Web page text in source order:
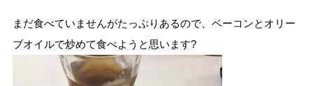
まだ食べていませんがたっぷりあるので、ベーコンとオリー
ブオイルで炒めて食べようと思います?